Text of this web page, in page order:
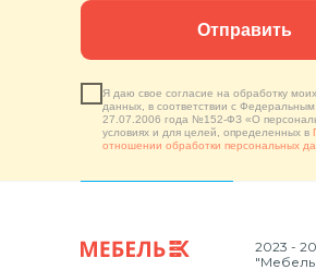
Я даю свое согласие на обработку
данных, в соответствии с
27.07.2006 года №152-ФЗ «О
условиях и для целей, определенных в
отношении обработки персональных
Отправить
2023 -
"Мебель